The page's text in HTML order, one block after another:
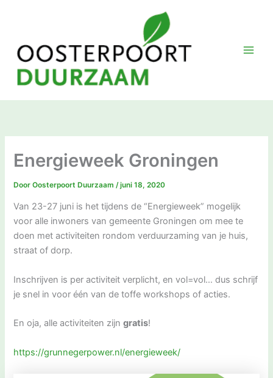
inhoud
Energieweek Groningen
DoorOosterpoort Duurzaam/juni 18, 2020
Van 23-27 juni is het tijdens de “Energieweek” mogelijk
voor alle inwoners van gemeente Groningen om mee te
doen met activiteiten rondom verduurzaming van je huis,
straat of dorp.
Inschrijven is per activiteit verplicht, en vol=vol… dus schrijf
je snel in voor één van de toffe workshops of acties.
En oja, alle activiteiten zijngratis!
https://grunnegerpower.nl/energieweek/